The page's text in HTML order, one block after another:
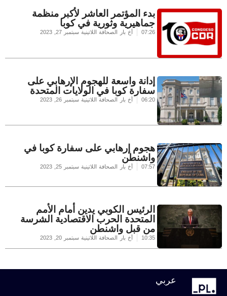
بدء المؤتمر العاشر لأكبر منظمة
جماهيرية وثورية في كوبا
07:26 أخ بار الصحافة اللاتينية سبتمبر 27, 2023
إدانة واسعة للهجوم الإرهابي على
سفارة كوبا في الولايات المتحدة
06:20 أخ بار الصحافة اللاتينية سبتمبر 26, 2023
هجوم إرهابي على سفارة كوبا في
واشنطن
07:57 أخ بار الصحافة اللاتينية سبتمبر 25, 2023
الرئيس الكوبي يدين أمام الأمم
المتحدة الحرب الاقتصادية الشرسة
من قبل واشنطن
10:35 أخ بار الصحافة اللاتينية سبتمبر 20, 2023
عربي